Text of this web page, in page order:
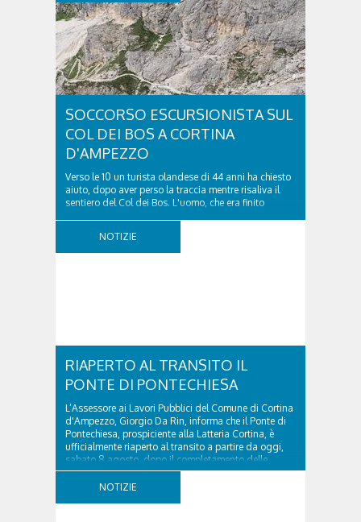
SOCCORSO ESCURSIONISTA SUL
COL DEI BOS A CORTINA
D'AMPEZZO
Verso le 10 un turista olandese di 44 anni ha chiesto
aiuto, dopo aver perso la traccia mentre risaliva il
sentiero del Col dei Bos. L'uomo, che era finito
Torri del Falzarego, era...
NOTIZIE
RIAPERTO AL TRANSITO IL
PONTE DI PONTECHIESA
L’Assessore ai Lavori Pubblici del Comune di Cortina
d'Ampezzo, Giorgio Da Rin, informa che il Ponte di
Pontechiesa, prospiciente alla Latteria Cortina, è
ufficialmente riaperto al transito a partire da oggi,
sabato 8 agosto, dopo il completamento delle
verifiche e il positivo collaudo...
NOTIZIE